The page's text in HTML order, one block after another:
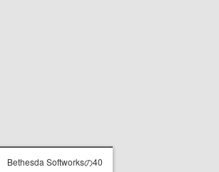
Bethesda Softworksの40